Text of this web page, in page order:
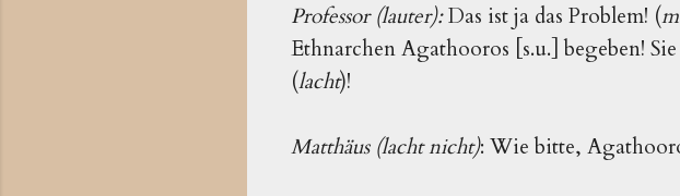
Professor (lauter):Das ist ja das Problem! (
Ethnarchen Agathooros [s.u.] begeben!
(lacht)!
Matthäus (lacht nicht): Wie bitte,